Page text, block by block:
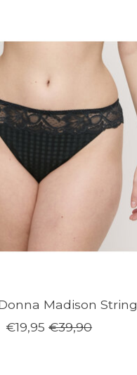
Madison String
€19,95 €39,90